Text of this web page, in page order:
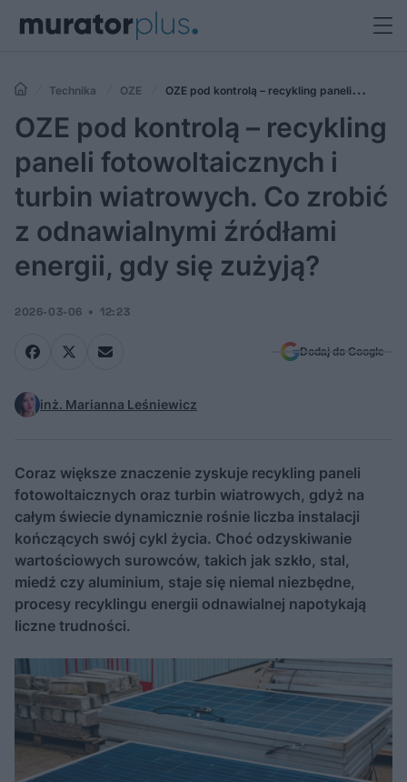
Technika OZE
OZE pod kontrolą – recykling paneli
fotowoltaicznych i turbin wiatrowych. Co zrobić z odnawialnymi
źródłami energii, gdy się zużyją?
OZE pod kontrolą – recykling
paneli fotowoltaicznych i
turbin wiatrowych. Co zrobić
z odnawialnymi źródłami
energii, gdy się zużyją?
2026-03-06 12:23
Dodaj do Google
inż. Marianna Leśniewicz
Coraz większe znaczenie zyskuje recykling paneli
fotowoltaicznych oraz turbin wiatrowych, gdyż na
całym świecie dynamicznie rośnie liczba instalacji
kończących swój cykl życia. Choć odzyskiwanie
wartościowych surowców, takich jak szkło, stal,
miedź czy aluminium, staje się niemal niezbędne,
procesy recyklingu energii odnawialnej napotykają
liczne trudności.